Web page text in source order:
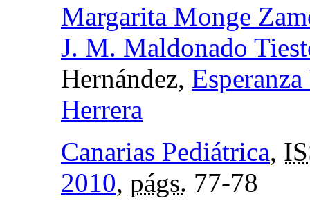
Margarita Monge
J. M. Maldonado
Hernández,
Herrera
Canarias Pediátrica,
2010, págs. 77-78